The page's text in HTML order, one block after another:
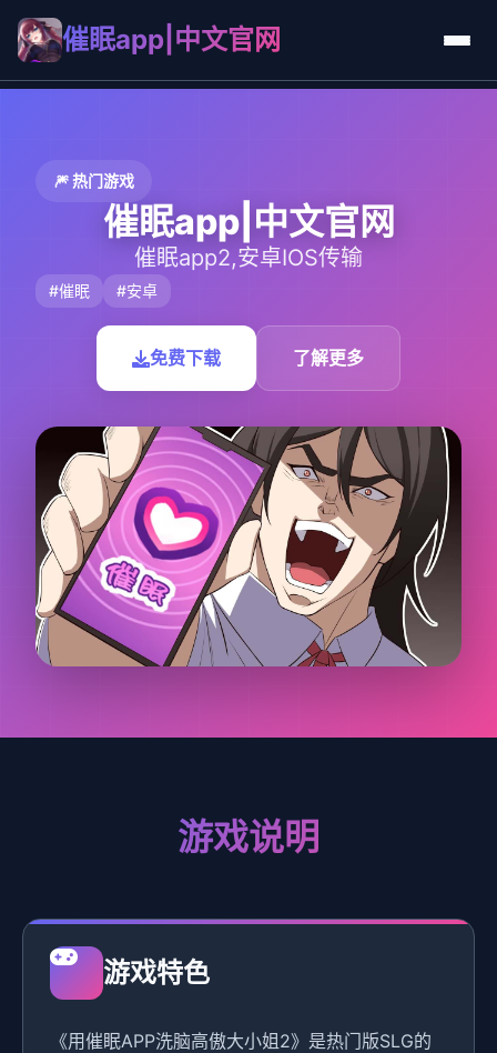
催眠app|中文官网
🎆 热门游戏
催眠app|中文官网
催眠app2,安卓IOS传输
#催眠 #安卓
免费下载 了解更多
游戏说明
游戏特色
《用催眠APP洗脑高傲大小姐2》是热门版SLG的